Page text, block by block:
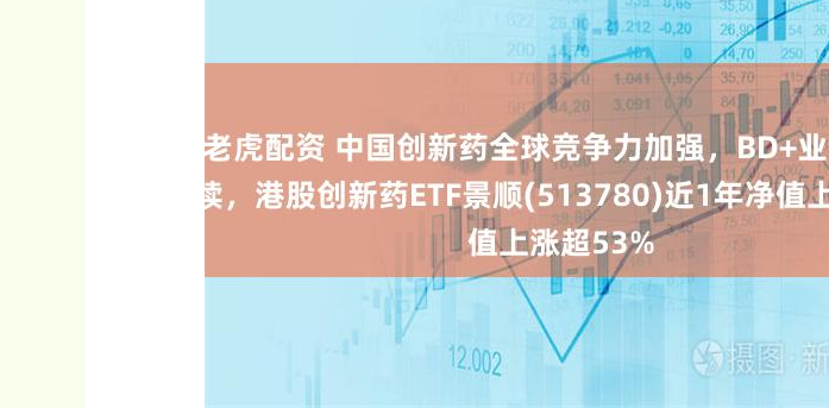
14311.01 1.42%